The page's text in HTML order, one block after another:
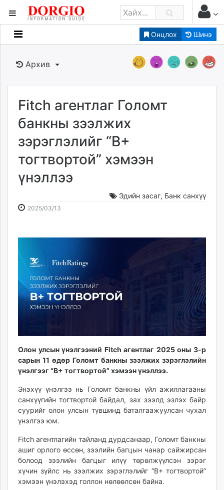
Онцлох Шинэ
Мэдээллийн
Банк санхүү
Бизнес ААН
Төрийн
dorgio.mn
Gogo.mn
news.mn
Baabar.mn
Livetv.mn
Eguur.mn
24tsag.mn
shuud.mn
eagle.mn
today.mn
zuv.mn
mminfo.mn
urlag.mn
unen.mn
asu.mn
shuurhai.mn
unuudur.mn
isee.mn
mglradio.com
Архив
Fitch агентлаг Голомт
банкны зээлжих
зэрэглэлийг “B+
тогтвортой” хэмээн
үнэллээ
Эдийн засаг, Банк санхүү
2025/03/13
Олон улсын үнэлгээний Fitch агентлаг 2025 оны 3-р
сарын 11 өдөр Голомт банкны зээлжих зэрэглэлийн
үнэлгээг “B+ тогтвортой” хэмээн үнэллээ.
Энэхүү үнэлгээ нь Голомт банкны үйл ажиллагааны
санхүүгийн тогтвортой байдал, зах зээлд эзлэх байр
суурийг олон улсын түвшинд баталгаажуулсан чухал
үнэлгээ юм.
Fitch агентлагийн тайланд дурдсанаар, Голомт банкны
ашиг орлого өссөн, зээлийн багцын чанар сайжирсан
болоод зээлийн багцыг илүү төрөлжүүлсэн зэрэг
хүчин зүйлс нь зээлжих зэрэглэлийг “B+ тогтвортой”
хэмээн үнэлэхэд голлон нөлөөлсөн байна.